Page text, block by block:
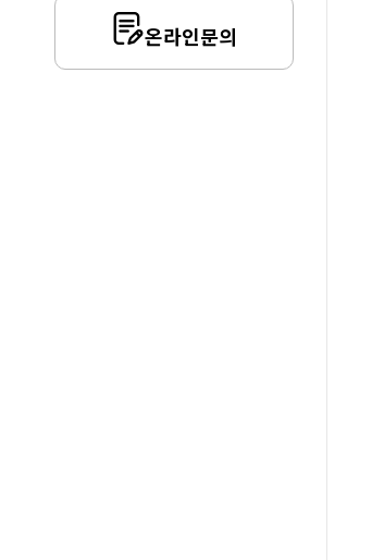
온라인문의